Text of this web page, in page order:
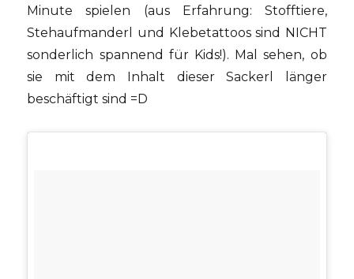
Minute spielen (aus Erfahrung: Stofftiere,
Stehaufmanderl und Klebetattoos sind NICHT
sonderlich spannend für Kids!). Mal sehen, ob
sie mit dem Inhalt dieser Sackerl länger
beschäftigt sind =D